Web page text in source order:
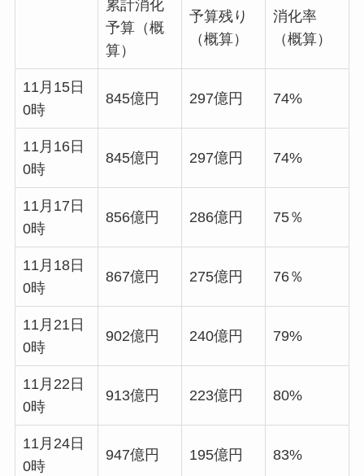
累計消化
予算（概
算）
予算残り
（概算）
消化率
（概算）
11月15日
0時
845億円 297億円 74%
11月16日
0時
845億円 297億円 74%
11月17日
0時
856億円 286億円 75％
11月18日
0時
867億円 275億円 76％
11月21日
0時
902億円 240億円 79%
11月22日
0時
913億円 223億円 80%
11月24日
0時
947億円 195億円 83%